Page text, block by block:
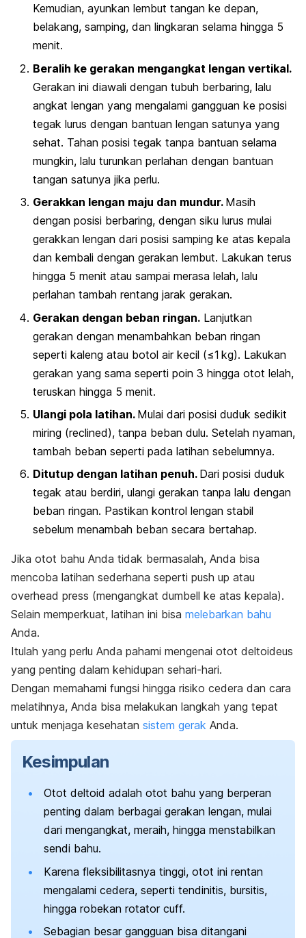
Kemudian, ayunkan lembut tangan ke depan,
belakang, samping, dan lingkaran selama hingga 5
menit.
Beralih ke gerakan mengangkat lengan vertikal.
Gerakan ini diawali dengan tubuh berbaring, lalu
angkat lengan yang mengalami gangguan ke posisi
tegak lurus dengan bantuan lengan satunya yang
sehat. Tahan posisi tegak tanpa bantuan selama
mungkin, lalu turunkan perlahan dengan bantuan
tangan satunya jika perlu.
Gerakkan lengan maju dan mundur. Masih
dengan posisi berbaring, dengan siku lurus mulai
gerakkan lengan dari posisi samping ke atas kepala
dan kembali dengan gerakan lembut. Lakukan terus
hingga 5 menit atau sampai merasa lelah, lalu
perlahan tambah rentang jarak gerakan.
Gerakan dengan beban ringan. Lanjutkan
gerakan dengan menambahkan beban ringan
seperti kaleng atau botol air kecil (≤1 kg). Lakukan
gerakan yang sama seperti poin 3 hingga otot lelah,
teruskan hingga 5 menit.
Ulangi pola latihan. Mulai dari posisi duduk sedikit
miring (reclined), tanpa beban dulu. Setelah nyaman,
tambah beban seperti pada latihan sebelumnya.
Ditutup dengan latihan penuh. Dari posisi duduk
tegak atau berdiri, ulangi gerakan tanpa lalu dengan
beban ringan. Pastikan kontrol lengan stabil
sebelum menambah beban secara bertahap.
Jika otot bahu Anda tidak bermasalah, Anda bisa
mencoba latihan sederhana seperti push up atau
overhead press (mengangkat dumbell ke atas kepala).
Selain memperkuat, latihan ini bisa melebarkan bahu
Anda.
Itulah yang perlu Anda pahami mengenai otot deltoideus
yang penting dalam kehidupan sehari-hari.
Dengan memahami fungsi hingga risiko cedera dan cara
melatihnya, Anda bisa melakukan langkah yang tepat
untuk menjaga kesehatan sistem gerak Anda.
Kesimpulan
Otot deltoid adalah otot bahu yang berperan
penting dalam berbagai gerakan lengan, mulai
dari mengangkat, meraih, hingga menstabilkan
sendi bahu.
Karena fleksibilitasnya tinggi, otot ini rentan
mengalami cedera, seperti tendinitis, bursitis,
hingga robekan rotator cuff.
Sebagian besar gangguan bisa ditangani